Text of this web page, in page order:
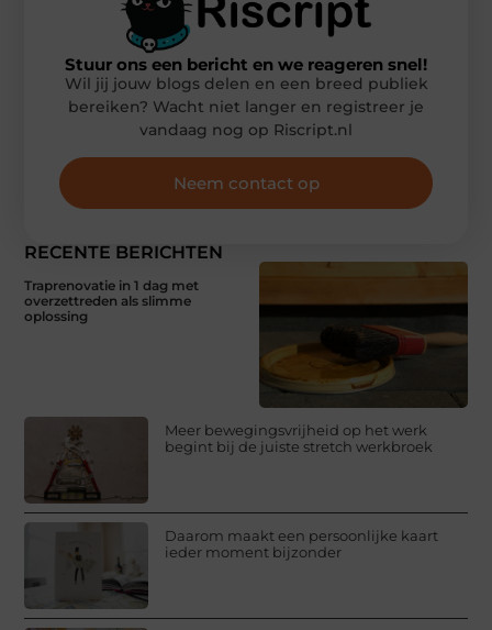
RECENTE BERICHTEN
Traprenovatie in 1 dag met
overzettreden als slimme
oplossing
Meer bewegingsvrijheid op het werk
begint bij de juiste stretch werkbroek
Daarom maakt een persoonlijke kaart
ieder moment bijzonder
Stuur ons een bericht en we reageren snel!
Wil jij jouw blogs delen en een breed publiek
bereiken? Wacht niet langer en registreer je
vandaag nog op Riscript.nl
Neem contact op